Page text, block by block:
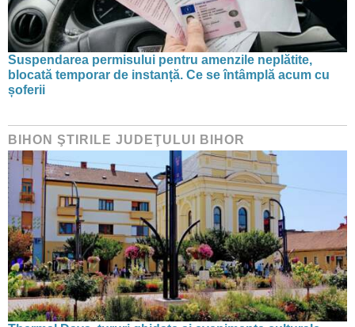
Suspendarea permisului pentru amenzile neplătite,
blocată temporar de instanță. Ce se întâmplă acum cu
șoferii
BIHON ŞTIRILE JUDEŢULUI BIHOR